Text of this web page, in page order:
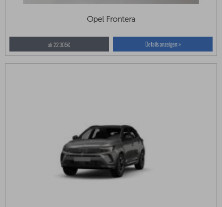
Opel Frontera
ab 22.305€ Details anzeigen »